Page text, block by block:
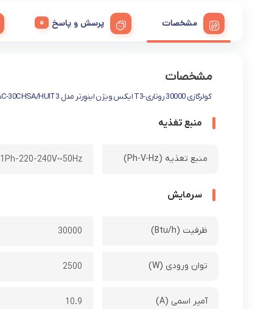
مشخصات پرسش و پاسخ
مشخصات
کولرگازی 30000 روتاری-T3 ایکس ویژن اینوِرتر مدل XAC-30CHSA/HUIT3
منبع تغذیه
منبع تغذیه (Ph-V-Hz) 1Ph-220-240V~50Hz
سرمایش
ظرفیت (Btu/h) 30000
توان ورودی (W) 2500
آمپر اسمی (A) 10.9